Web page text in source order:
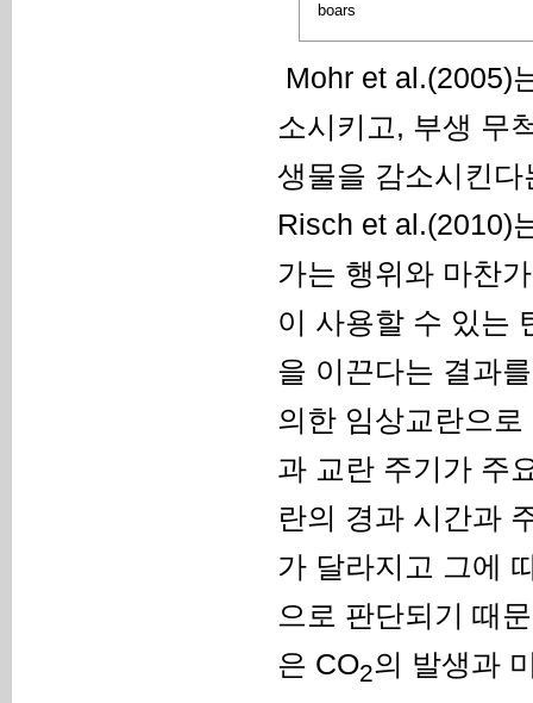
boars
Mohr et al.(2005)
소시키고, 부생 무
생물을 감소시킨
Risch et al.(2010)
가는 행위와 마찬
이 사용할 수 있는
을 이끈다는 결과
의한 임상교란으
과 교란 주기가 주
란의 경과 시간과
가 달라지고 그에
으로 판단되기 때
은 CO2의 발생과